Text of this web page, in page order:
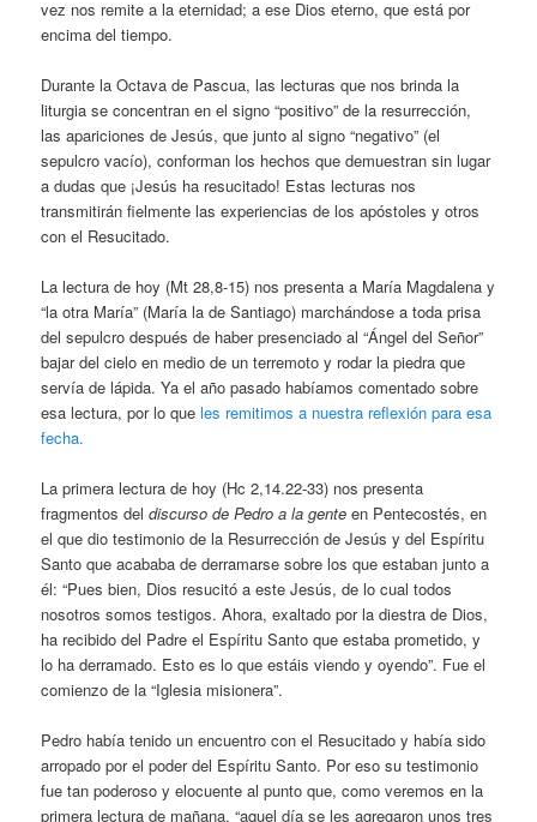
vez nos remite a la eternidad; a ese Dios eterno, que está por
encima del tiempo.
Durante la Octava de Pascua, las lecturas que nos brinda la
liturgia se concentran en el signo “positivo” de la resurrección,
las apariciones de Jesús, que junto al signo “negativo” (el
sepulcro vacío), conforman los hechos que demuestran sin lugar
a dudas que ¡Jesús ha resucitado! Estas lecturas nos
transmitirán fielmente las experiencias de los apóstoles y otros
con el Resucitado.
La lectura de hoy (Mt 28,8-15) nos presenta a María Magdalena y
“la otra María” (María la de Santiago) marchándose a toda prisa
del sepulcro después de haber presenciado al “Ángel del Señor”
bajar del cielo en medio de un terremoto y rodar la piedra que
servía de lápida. Ya el año pasado habíamos comentado sobre
esa lectura, por lo queles remitimos a nuestra reflexión para esa
fecha.
La primera lectura de hoy (Hc 2,14.22-33) nos presenta
fragmentos deldiscurso de Pedro a la gente en Pentecostés, en
el que dio testimonio de la Resurrección de Jesús y del Espíritu
Santo que acababa de derramarse sobre los que estaban junto a
él: “Pues bien, Dios resucitó a este Jesús, de lo cual todos
nosotros somos testigos. Ahora, exaltado por la diestra de Dios,
ha recibido del Padre el Espíritu Santo que estaba prometido, y
lo ha derramado. Esto es lo que estáis viendo y oyendo”. Fue el
comienzo de la “Iglesia misionera”.
Pedro había tenido un encuentro con el Resucitado y había sido
arropado por el poder del Espíritu Santo. Por eso su testimonio
fue tan poderoso y elocuente al punto que, como veremos en la
primera lectura de mañana, “aquel día se les agregaron unos tres